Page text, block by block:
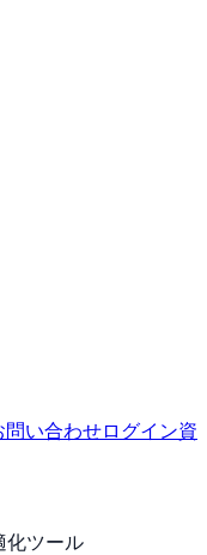
問い合わせログイン資
化ツール